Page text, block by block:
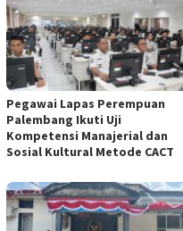
Pegawai Lapas Perempuan
Palembang Ikuti Uji
Kompetensi Manajerial dan
Sosial Kultural Metode CACT